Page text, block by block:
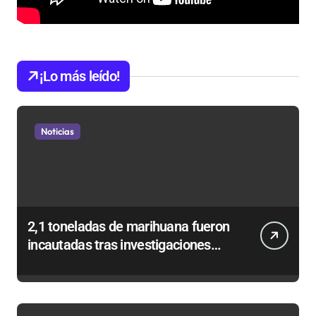
¡Lo más leído!
Noticias
2,1 toneladas de marihuana fueron
incautadas tras investigaciones